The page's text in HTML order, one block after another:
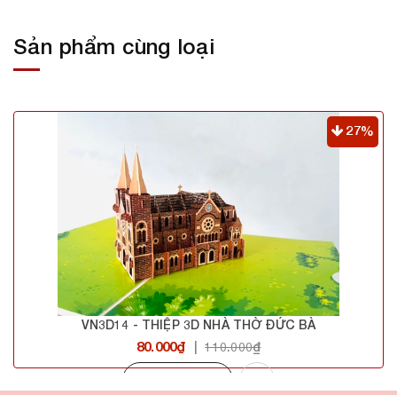
Sản phẩm cùng loại
27%
VN3D14 - THIỆP 3D NHÀ THỜ ĐỨC BÀ
80.000₫ 110.000₫